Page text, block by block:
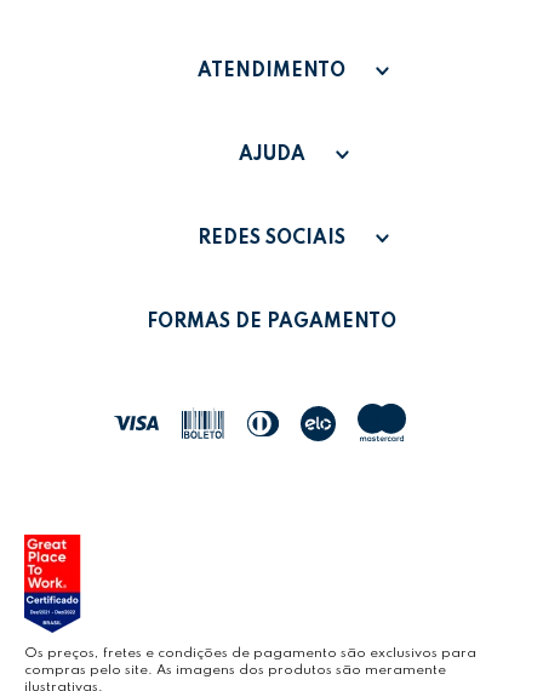
QUEM SOMOS
FAQ
ATENDIMENTO
SAC - SAC@GRUPOLEONORA.COM.BR
MINHA CONTA
AJUDA
PAGAMENTO
POLÍTICA DE TROCAS
REDES SOCIAIS
FORMAS DE PAGAMENTO
Os preços, fretes e condições de pagamento são exclusivos para
compras pelo site. As imagens dos produtos são meramente
ilustrativas.